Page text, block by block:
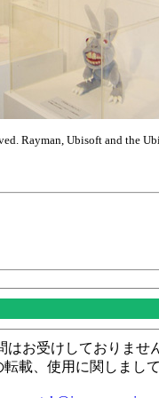
Rayman, Ubisoft and the
はお受けしておりませ
載、使用に関しまし